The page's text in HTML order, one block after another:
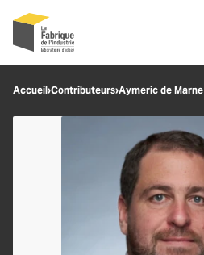
Recherche
Accueil›Contributeurs›Aymeric de Marne